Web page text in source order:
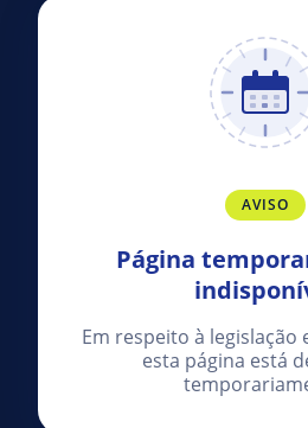
AVISO
Página
Em respeito à legislação
esta página está